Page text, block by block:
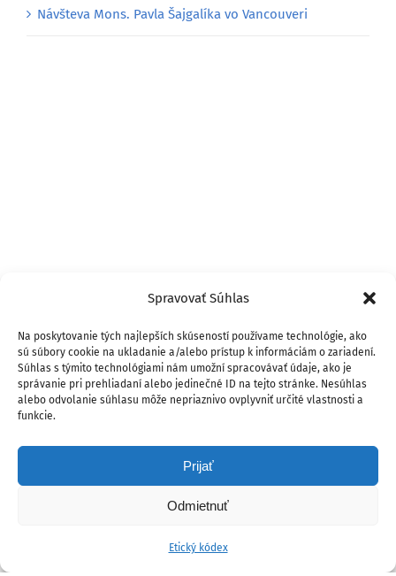
Spravovať Súhlas
Na poskytovanie tých najlepších skúseností používame technológie, ako
sú súbory cookie na ukladanie a/alebo prístup k informáciám o zariadení.
Súhlas s týmito technológiami nám umožní spracovávať údaje, ako je
správanie pri prehliadaní alebo jedinečné ID na tejto stránke. Nesúhlas
alebo odvolanie súhlasu môže nepriaznivo ovplyvniť určité vlastnosti a
funkcie.
Prijať
Odmietnuť
Etický kódex
Návšteva Mons. Pavla Šajgalíka vo Vancouveri